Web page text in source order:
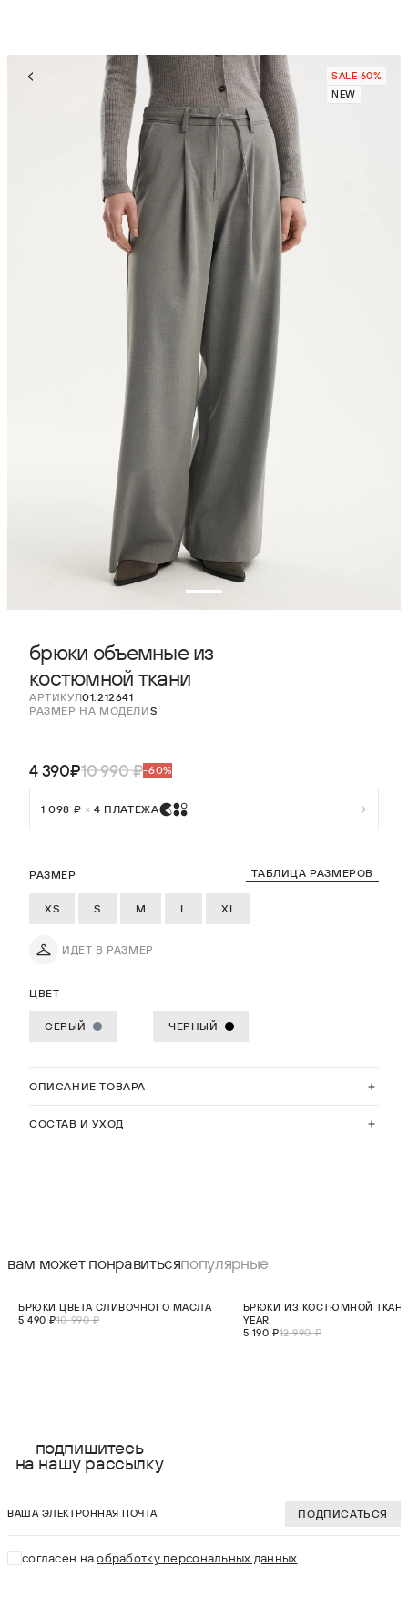
SALE 60%
NEW
брюки объемные из
костюмной ткани
АРТИКУЛ01.212641
РАЗМЕР НА МОДЕЛИS
ОПИСАНИЕ ТОВАРА
СОСТАВ И УХОД
РАЗМЕР ТАБЛИЦА РАЗМЕРОВ
XS S M L XL
ИДЕТ В РАЗМЕР
ЦВЕТ
СЕРЫЙ ЧЕРНЫЙ
4 390₽10 990 ₽-60%
1 098 ₽ × 4 ПЛАТЕЖА
вам может понравитьсяпопулярные
XS
БРЮКИ ЦВЕТА СЛИВОЧНОГО МАСЛА
5 490 ₽10 990 ₽
БРЮКИ ИЗ КОСТЮМНОЙ ТКАНИ
YEAR
5 190 ₽12 990 ₽
подпишитесь
на нашу рассылку
ПОДПИСАТЬСЯ
согласен наобработку персональных данных